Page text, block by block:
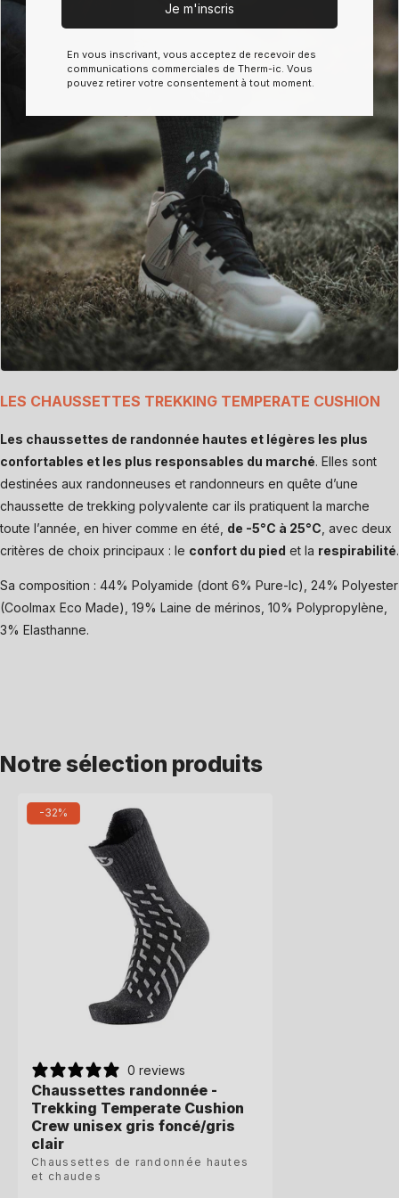
LES CHAUSSETTES TREKKING TEMPERATE CUSHION
Les chaussettes de randonnée hautes et légères les plus
confortables et les plus responsables du marché. Elles sont
destinées aux randonneuses et randonneurs en quête d’une
chaussette de trekking polyvalente car ils pratiquent la marche
toute l’année, en hiver comme en été, de -5°C à 25°C , avec deux
critères de choix principaux : le confort du pied et la respirabilité.
Sa composition : 44% Polyamide (dont 6% Pure-Ic), 24% Polyester
(Coolmax Eco Made), 19% Laine de mérinos, 10% Polypropylène,
3% Elasthanne.
Notre sélection produits
-32%
0 reviews
Chaussettes randonnée -
Trekking Temperate Cushion
Crew unisex gris foncé/gris
clair
Chaussettes de randonnée hautes
et chaudes
0 reviews
Chaussettes randonnée -
Trekking Temperate Cushion
Crew unisex gris foncé/gris
clair
Chaussettes de randonnée hautes
et chaudes
Je m'inscris
En vous inscrivant, vous acceptez de recevoir des
communications commerciales de Therm-ic. Vous
pouvez retirer votre consentement à tout moment.